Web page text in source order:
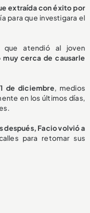
extraída con éxito por
para que investigara el
que atendió al joven
muy cerca de causarle
de diciembre, medios
en los últimos días,
después, Facio volvió a
para retomar sus